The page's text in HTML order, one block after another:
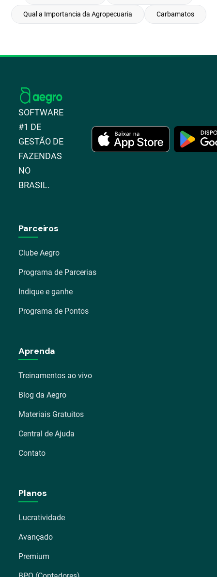
Qual a Importancia da Agropecuaria Carbamatos
SOFTWARE
#1 DE
GESTÃO DE
FAZENDAS
NO
BRASIL.
Parceiros
Clube Aegro
Programa de Parcerias
Indique e ganhe
Programa de Pontos
Aprenda
Treinamentos ao vivo
Blog da Aegro
Materiais Gratuitos
Central de Ajuda
Contato
Planos
Lucratividade
Avançado
Premium